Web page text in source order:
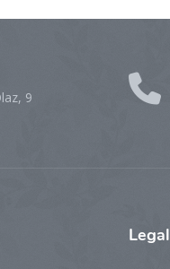
9
Legal